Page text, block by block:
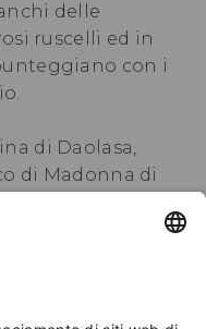
delle
ruscelli ed in
con i
di Daolasa,
di Madonna di
mettere gli sci
colazione.
vegetariani e